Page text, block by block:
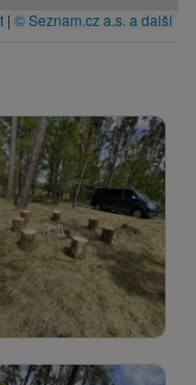
| © Seznam.cz a.s. a další